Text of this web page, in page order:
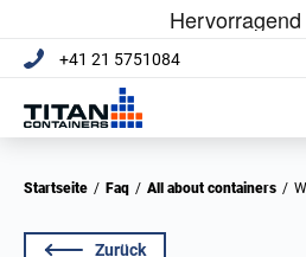
+41 21 5751084
Startseite / Faq / All about containers /
Zurück